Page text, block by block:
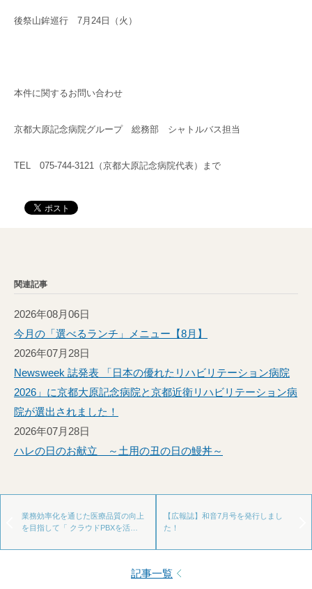
後祭山鉾巡行 7月24日（火）
本件に関するお問い合わせ
京都大原記念病院グループ 総務部 シャトルバス担当
TEL 075-744-3121（京都大原記念病院代表）まで
関連記事
2026年08月06日
今月の「選べるランチ」メニュー【8月】
2026年07月28日
Newsweek 誌発表 「日本の優れたリハビリテーション病院
2026」に京都大原記念病院と京都近衛リハビリテーション病
院が選出されました！
2026年07月28日
ハレの日のお献立 ～土用の丑の日の鰻丼～
業務効率化を通じた医療品質の向上
を目指して「 クラウドPBXを活…
【広報誌】和音7月号を発行しまし
た！
記事一覧